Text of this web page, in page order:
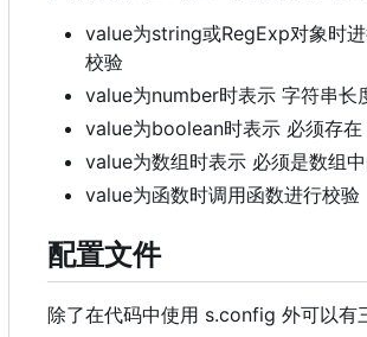
value为string或RegExp对象时
校验
value为number时表示 字符串长
value为boolean时表示 必须存在
value为数组时表示 必须是数组
value为函数时调用函数进行校验
配置文件
除了在代码中使用 s.config 外可以有